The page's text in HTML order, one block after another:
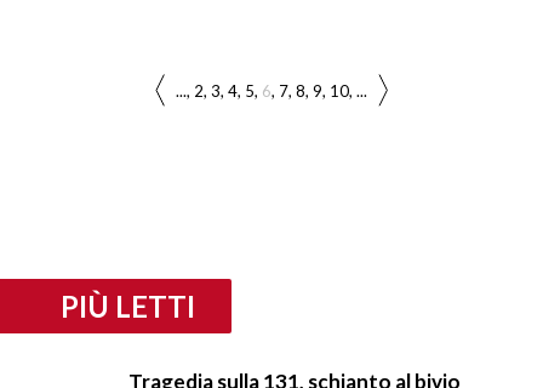
... 2 3 4 5 6 7 8 9 10 ...
PIÙ LETTI
Tragedia sulla 131, schianto al bivio